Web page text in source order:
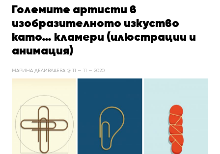
за:Големите артисти в
изобразителното изкуство
като… кламери (илюстрации и
анимация)
МАРИНА ДЕЛИВЛАЕВА @ 11 — 11 — 2020